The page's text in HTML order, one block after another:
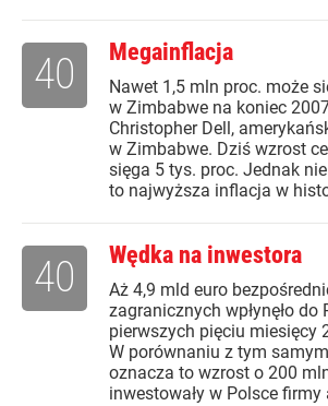
Megainflacja
Nawet 1,5 mln proc. może
w Zimbabwe na koniec
Christopher Dell,
w Zimbabwe. Dziś wzrost
sięga 5 tys. proc. Jednak
to najwyższa inflacja w
40
Wędka na inwestora
Aż 4,9 mld euro
zagranicznych wpłynęło do
pierwszych pięciu miesięcy
W porównaniu z tym
oznacza to wzrost o 200
inwestowały w Polsce firmy
40